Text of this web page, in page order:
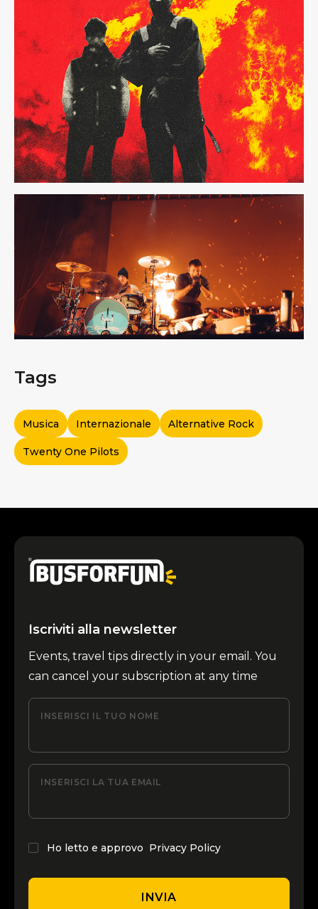
Tags
Musica Internazionale Alternative Rock
Twenty One Pilots
Iscriviti alla newsletter
Events, travel tips directly in your email. You
can cancel your subscription at any time
INSERISCI IL TUO NOME
INSERISCI LA TUA EMAIL
Ho letto e approvo Privacy Policy
INVIA